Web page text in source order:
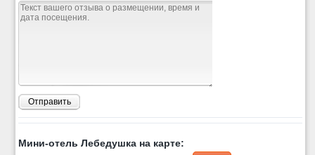
Отправить
Мини-отель Лебедушка на карте: